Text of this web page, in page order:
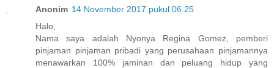
Anonim 14 November 2017 pukul 06.25
Halo,
Nama saya adalah Nyonya Regina Gomez, pemberi
pinjaman pinjaman pribadi yang perusahaan pinjamannya
menawarkan 100% jaminan dan peluang hidup yang